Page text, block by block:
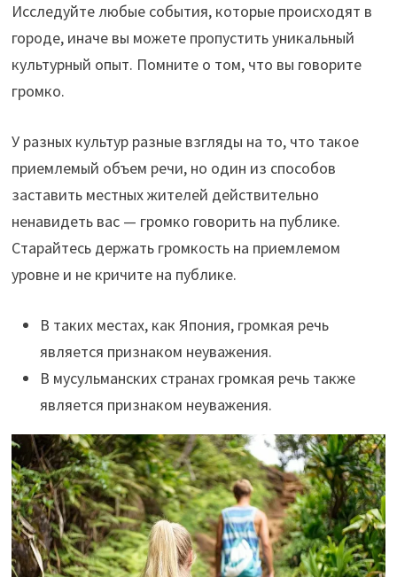
Исследуйте любые события, которые происходят в
городе, иначе вы можете пропустить уникальный
культурный опыт. Помните о том, что вы говорите
громко.
У разных культур разные взгляды на то, что такое
приемлемый объем речи, но один из способов
заставить местных жителей действительно
ненавидеть вас — громко говорить на публике.
Старайтесь держать громкость на приемлемом
уровне и не кричите на публике.
В таких местах, как Япония, громкая речь
является признаком неуважения.
В мусульманских странах громкая речь также
является признаком неуважения.